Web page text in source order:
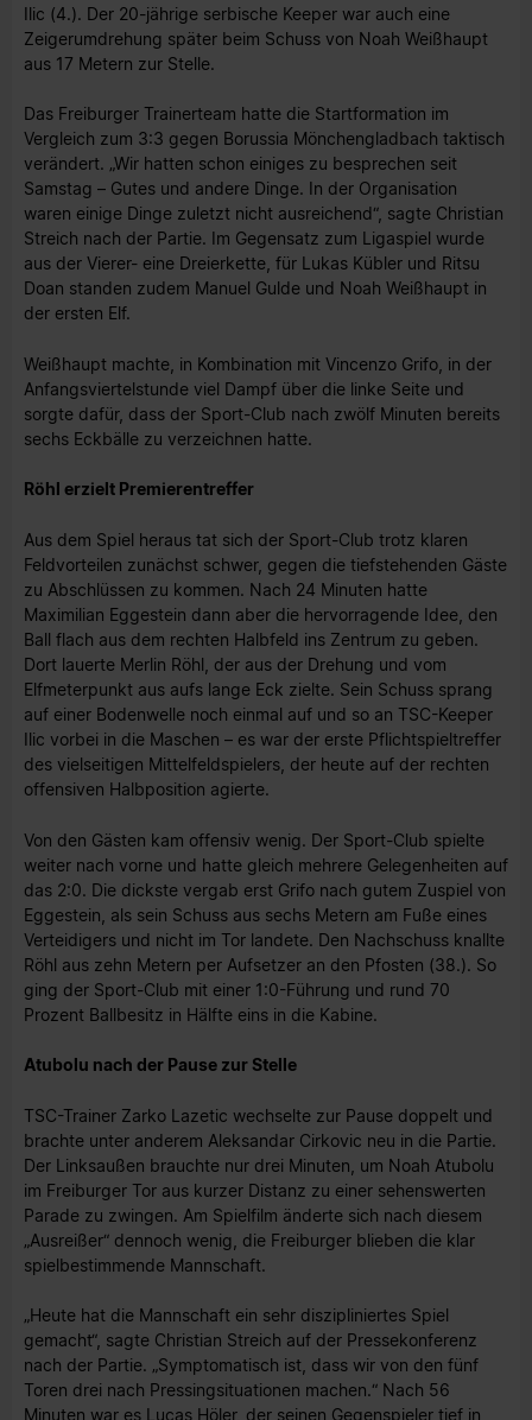
Ilic (4.). Der 20-jährige serbische Keeper war auch eine
Zeigerumdrehung später beim Schuss von Noah Weißhaupt
aus 17 Metern zur Stelle.
Das Freiburger Trainerteam hatte die Startformation im
Vergleich zum 3:3 gegen Borussia Mönchengladbach taktisch
verändert. „Wir hatten schon einiges zu besprechen seit
Samstag – Gutes und andere Dinge. In der Organisation
waren einige Dinge zuletzt nicht ausreichend“, sagte Christian
Streich nach der Partie. Im Gegensatz zum Ligaspiel wurde
aus der Vierer- eine Dreierkette, für Lukas Kübler und Ritsu
Doan standen zudem Manuel Gulde und Noah Weißhaupt in
der ersten Elf.
Weißhaupt machte, in Kombination mit Vincenzo Grifo, in der
Anfangsviertelstunde viel Dampf über die linke Seite und
sorgte dafür, dass der Sport-Club nach zwölf Minuten bereits
sechs Eckbälle zu verzeichnen hatte.
Röhl erzielt Premierentreffer
Aus dem Spiel heraus tat sich der Sport-Club trotz klaren
Feldvorteilen zunächst schwer, gegen die tiefstehenden Gäste
zu Abschlüssen zu kommen. Nach 24 Minuten hatte
Maximilian Eggestein dann aber die hervorragende Idee, den
Ball flach aus dem rechten Halbfeld ins Zentrum zu geben.
Dort lauerte Merlin Röhl, der aus der Drehung und vom
Elfmeterpunkt aus aufs lange Eck zielte. Sein Schuss sprang
auf einer Bodenwelle noch einmal auf und so an TSC-Keeper
Ilic vorbei in die Maschen – es war der erste Pflichtspieltreffer
des vielseitigen Mittelfeldspielers, der heute auf der rechten
offensiven Halbposition agierte.
Von den Gästen kam offensiv wenig. Der Sport-Club spielte
weiter nach vorne und hatte gleich mehrere Gelegenheiten auf
das 2:0. Die dickste vergab erst Grifo nach gutem Zuspiel von
Eggestein, als sein Schuss aus sechs Metern am Fuße eines
Verteidigers und nicht im Tor landete. Den Nachschuss knallte
Röhl aus zehn Metern per Aufsetzer an den Pfosten (38.). So
ging der Sport-Club mit einer 1:0-Führung und rund 70
Prozent Ballbesitz in Hälfte eins in die Kabine.
Atubolu nach der Pause zur Stelle
TSC-Trainer Zarko Lazetic wechselte zur Pause doppelt und
brachte unter anderem Aleksandar Cirkovic neu in die Partie.
Der Linksaußen brauchte nur drei Minuten, um Noah Atubolu
im Freiburger Tor aus kurzer Distanz zu einer sehenswerten
Parade zu zwingen. Am Spielfilm änderte sich nach diesem
„Ausreißer“ dennoch wenig, die Freiburger blieben die klar
spielbestimmende Mannschaft.
„Heute hat die Mannschaft ein sehr diszipliniertes Spiel
gemacht“, sagte Christian Streich auf der Pressekonferenz
nach der Partie. „Symptomatisch ist, dass wir von den fünf
Toren drei nach Pressingsituationen machen.“ Nach 56
Minuten war es Lucas Höler, der seinen Gegenspieler tief in